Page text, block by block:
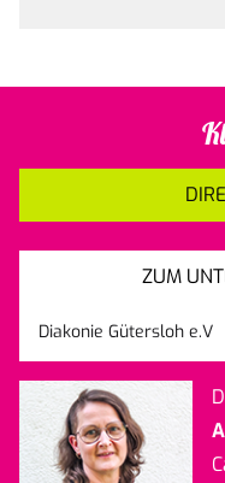
ZUM
Diakonie Gütersloh e.V